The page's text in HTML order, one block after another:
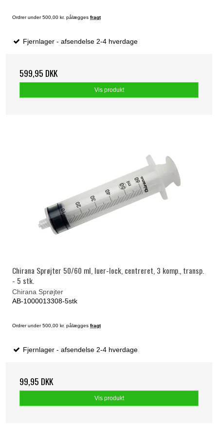
Ordrer under 500,00 kr. pålægges fragt
Fjernlager - afsendelse 2-4 hverdage
599,95 DKK
Vis produkt
Chirana Sprøjter 50/60 ml, luer-lock, centreret, 3 komp., transp.
- 5 stk.
Chirana Sprøjter
AB-1000013308-5stk
Ordrer under 500,00 kr. pålægges fragt
Fjernlager - afsendelse 2-4 hverdage
99,95 DKK
Vis produkt